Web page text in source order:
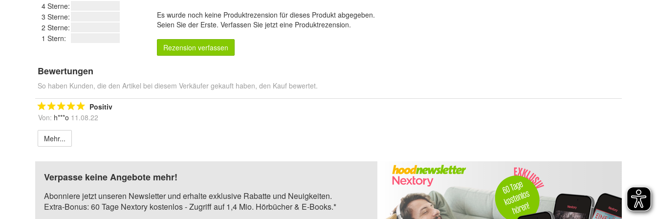
4 Sterne:
3 Sterne:
2 Sterne:
1 Stern:
Es wurde noch keine Produktrezension für dieses Produkt abgegeben.
Seien Sie der Erste. Verfassen Sie jetzt eine Produktrezension.
Rezension verfassen
Bewertungen
So haben Kunden, die den Artikel bei diesem Verkäufer gekauft haben, den Kauf bewertet.
Positiv
Von: h***o 11.08.22
Mehr...
Verpasse keine Angebote mehr!
Abonniere jetzt unseren Newsletter und erhalte exklusive Rabatte und Neuigkeiten.
Extra-Bonus: 60 Tage Nextory kostenlos - Zugriff auf 1,4 Mio. Hörbücher & E-Books.*